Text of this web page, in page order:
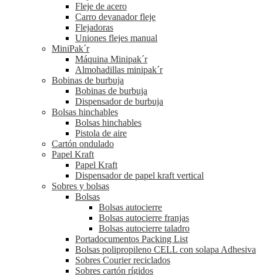
Fleje de acero
Carro devanador fleje
Flejadoras
Uniones flejes manual
MiniPak´r
Máquina Minipak´r
Almohadillas minipak´r
Bobinas de burbuja
Bobinas de burbuja
Dispensador de burbuja
Bolsas hinchables
Bolsas hinchables
Pistola de aire
Cartón ondulado
Papel Kraft
Papel Kraft
Dispensador de papel kraft vertical
Sobres y bolsas
Bolsas
Bolsas autocierre
Bolsas autocierre franjas
Bolsas autocierre taladro
Portadocumentos Packing List
Bolsas polipropileno CELL con solapa Adhesiva
Sobres Courier reciclados
Sobres cartón rígidos